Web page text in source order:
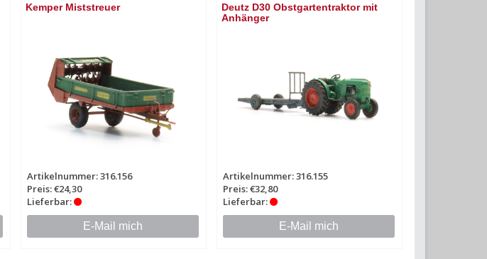
Kemper Miststreuer
Artikelnummer: 316.156
Preis: €24,30
Lieferbar:
E-Mail mich
Deutz D30 Obstgartentraktor mit
Anhänger
Artikelnummer: 316.155
Preis: €32,80
Lieferbar:
E-Mail mich